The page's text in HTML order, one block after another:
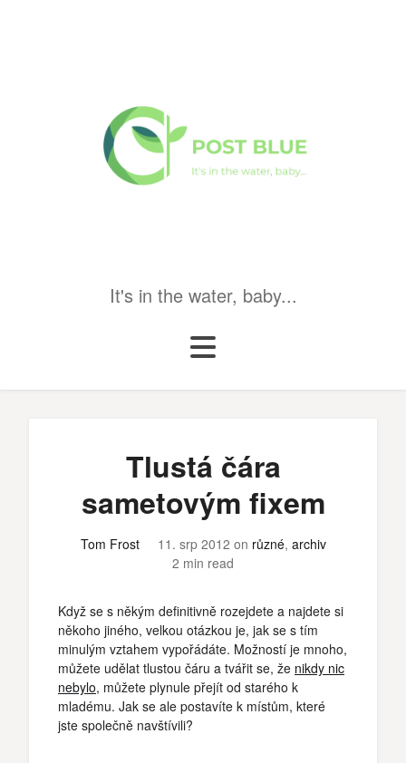
It's in the water, baby...
Tlustá čára
sametovým fixem
Tom Frost 11. srp 2012 on různé, archiv
2 min read
Když se s někým definitivně rozejdete a najdete si
někoho jiného, velkou otázkou je, jak se s tím
minulým vztahem vypořádáte. Možností je mnoho,
můžete udělat tlustou čáru a tvářit se, že nikdy nic
nebylo, můžete plynule přejít od starého k
mladému. Jak se ale postavíte k místům, které
jste společně navštívili?